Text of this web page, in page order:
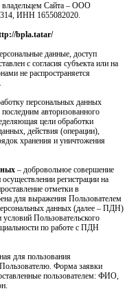
владельцем Сайта – ООО
ИНН 1655082020.
bpla.tatar/
данные, доступ
с согласия субъекта или на
не распространяется
персональных данных
авторизованного
цели обработки
действия (операции),
хранения и уничтожения
– добровольное совершение
регистрации на
отметки в
для выражения Пользователем
данных (далее – ПДН)
Пользовательского
по работе с ПДН
для пользования
Форма заявки
пользователем: ФИО,